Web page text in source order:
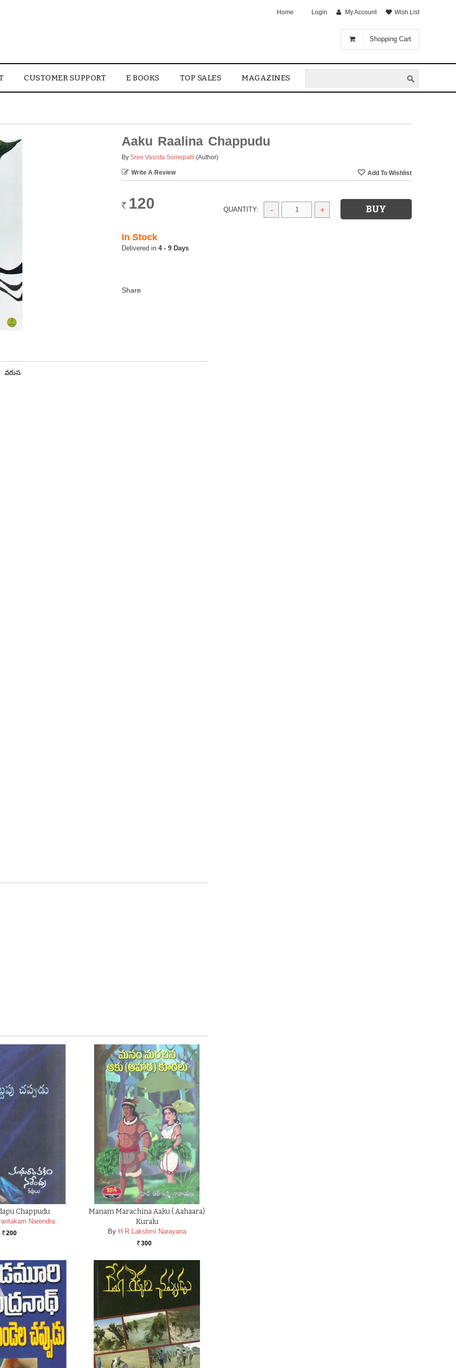
Shopping Cart
Home Login My Account Wish List
CUSTOMER SUPPORT E BOOKS TOP SALES MAGAZINES
Aaku Raalina Chappudu
By Sree Vasista Somepalli (Author)
Write A Review
Rs. 120 QUANTITY: - +
In Stock
4 - 9 Days
వరుస
Chappudu
Narendra
Rs. 200
Manam Marachina Aaku ( Aahaara)
Kuralu
By H R Lakshmi Narayana
Rs. 300